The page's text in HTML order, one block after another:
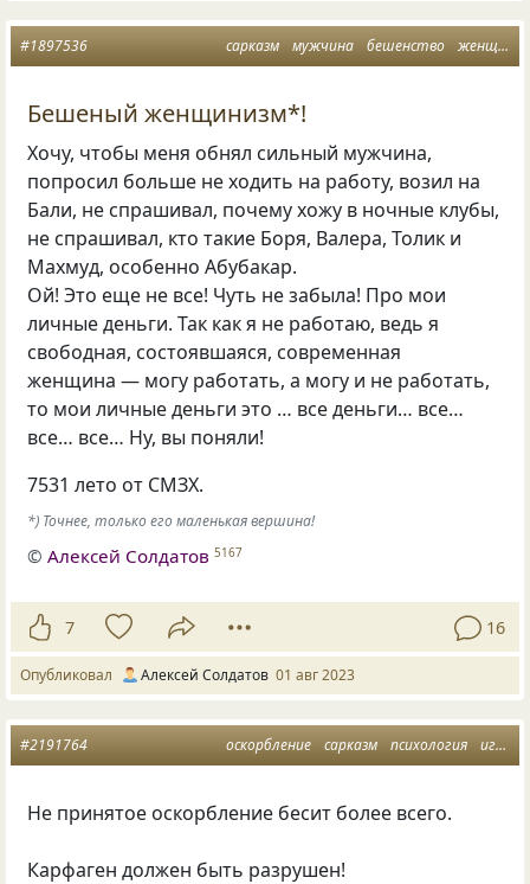
сарказм мужчина бешенство женщина
#1897536
Бешеный женщинизм*!
Хочу, чтобы меня обнял сильный мужчина,
попросил больше не ходить на работу, возил на
Бали, не спрашивал, почему хожу в ночные клубы,
не спрашивал, кто такие Боря, Валера, Толик и
Махмуд, особенно Абубакар.
Ой! Это еще не все! Чуть не забыла! Про мои
личные деньги. Так как я не работаю, ведь я
свободная, состоявшаяся, современная
женщина — могу работать, а могу и не работать,
то мои личные деньги это … все деньги… все…
все… все… Ну, вы поняли!
7531 лето от СМЗХ.
*) Точнее, только его маленькая вершина!
©Алексей Солдатов 5167
7 16
Опубликовал Алексей Солдатов 01 авг 2023
оскорбление сарказм психология игнорирование
#2191764
Не принятое оскорбление бесит более всего.
Карфаген должен быть разрушен!